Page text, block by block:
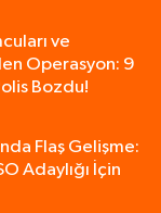
ve
Operasyon: 9
Bozdu!
Flaş Gelişme:
Adaylığı İçin